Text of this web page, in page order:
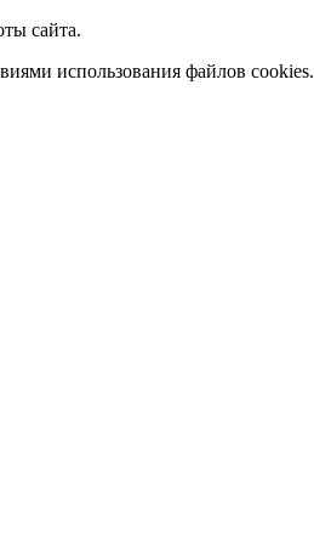
сайта.
использования файлов cookies.